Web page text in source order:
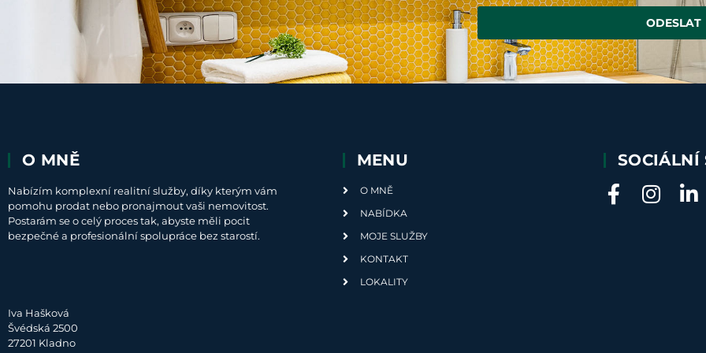
ODESLAT
O MNĚ
Nabízím komplexní realitní služby, díky kterým vám
pomohu prodat nebo pronajmout vaši nemovitost.
Postarám se o celý proces tak, abyste měli pocit
bezpečné a profesionální spolupráce bez starostí.
Iva Hašková
Švédská 2500
27201 Kladno
MENU
O MNĚ
NABÍDKA
MOJE SLUŽBY
KONTAKT
LOKALITY
SOCIÁLNÍ